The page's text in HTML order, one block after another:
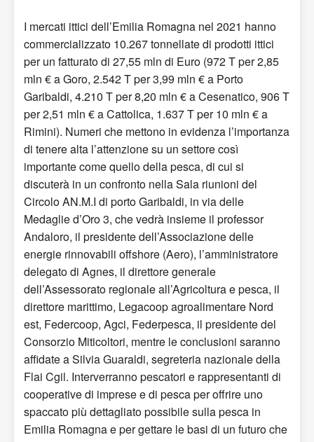
I mercati ittici dell’Emilia Romagna nel 2021 hanno
commercializzato 10.267 tonnellate di prodotti ittici
per un fatturato di 27,55 mln di Euro (972 T per 2,85
mln € a Goro, 2.542 T per 3,99 mln € a Porto
Garibaldi, 4.210 T per 8,20 mln € a Cesenatico, 906 T
per 2,51 mln € a Cattolica, 1.637 T per 10 mln € a
Rimini). Numeri che mettono in evidenza l’importanza
di tenere alta l’attenzione su un settore così
importante come quello della pesca, di cui si
discuterà in un confronto nella Sala riunioni del
Circolo AN.M.I di porto Garibaldi, in via delle
Medaglie d’Oro 3, che vedrà insieme il professor
Andaloro, il presidente dell’Associazione delle
energie rinnovabili offshore (Aero), l’amministratore
delegato di Agnes, il direttore generale
dell’Assessorato regionale all’Agricoltura e pesca, il
direttore marittimo, Legacoop agroalimentare Nord
est, Federcoop, Agci, Federpesca, il presidente del
Consorzio Miticoltori, mentre le conclusioni saranno
affidate a Silvia Guaraldi, segreteria nazionale della
Flai Cgil. Interverranno pescatori e rappresentanti di
cooperative di imprese e di pesca per offrire uno
spaccato più dettagliato possibile sulla pesca in
Emilia Romagna e per gettare le basi di un futuro che